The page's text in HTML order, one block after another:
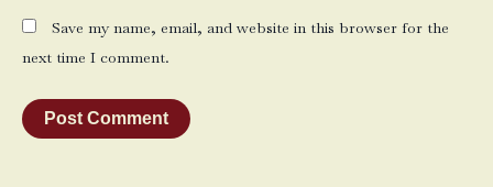
Save my name, email, and website in this browser for the
next time I comment.